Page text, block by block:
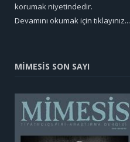
korumak niyetindedir.
Devamını okumak için tıklayınız...
MİMESİS SON SAYI